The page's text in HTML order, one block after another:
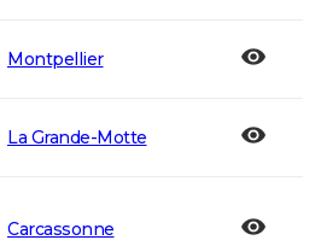
Montpellier
La Grande-Motte
Carcassonne